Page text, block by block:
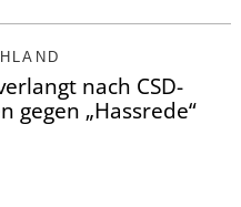
nach CSD-
gegen „Hassrede“